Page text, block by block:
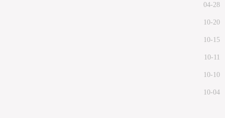
04-28
10-20
10-15
10-11
10-10
10-04